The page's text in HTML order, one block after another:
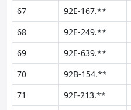
67
92E-167.**
68
92E-249.**
69
92E-639.**
70
92B-154.**
71
92F-213.**